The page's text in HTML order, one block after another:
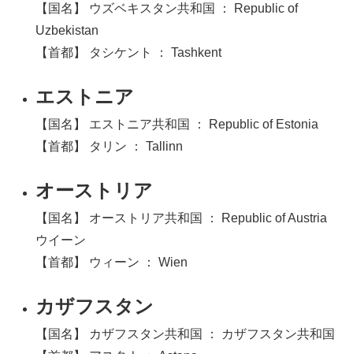
【国名】 ウズベキスタン共和国 ： Republic of
Uzbekistan
【首都】 タシケント ： Tashkent
エストニア
【国名】 エストニア共和国 ： Republic of Estonia
【首都】 タリン ： Tallinn
オーストリア
【国名】 オーストリア共和国 ： Republic of Austria
ウイーン
【首都】 ウィーン ： Wien
カザフスタン
【国名】 カザフスタン共和国 ： カザフスタン共和国